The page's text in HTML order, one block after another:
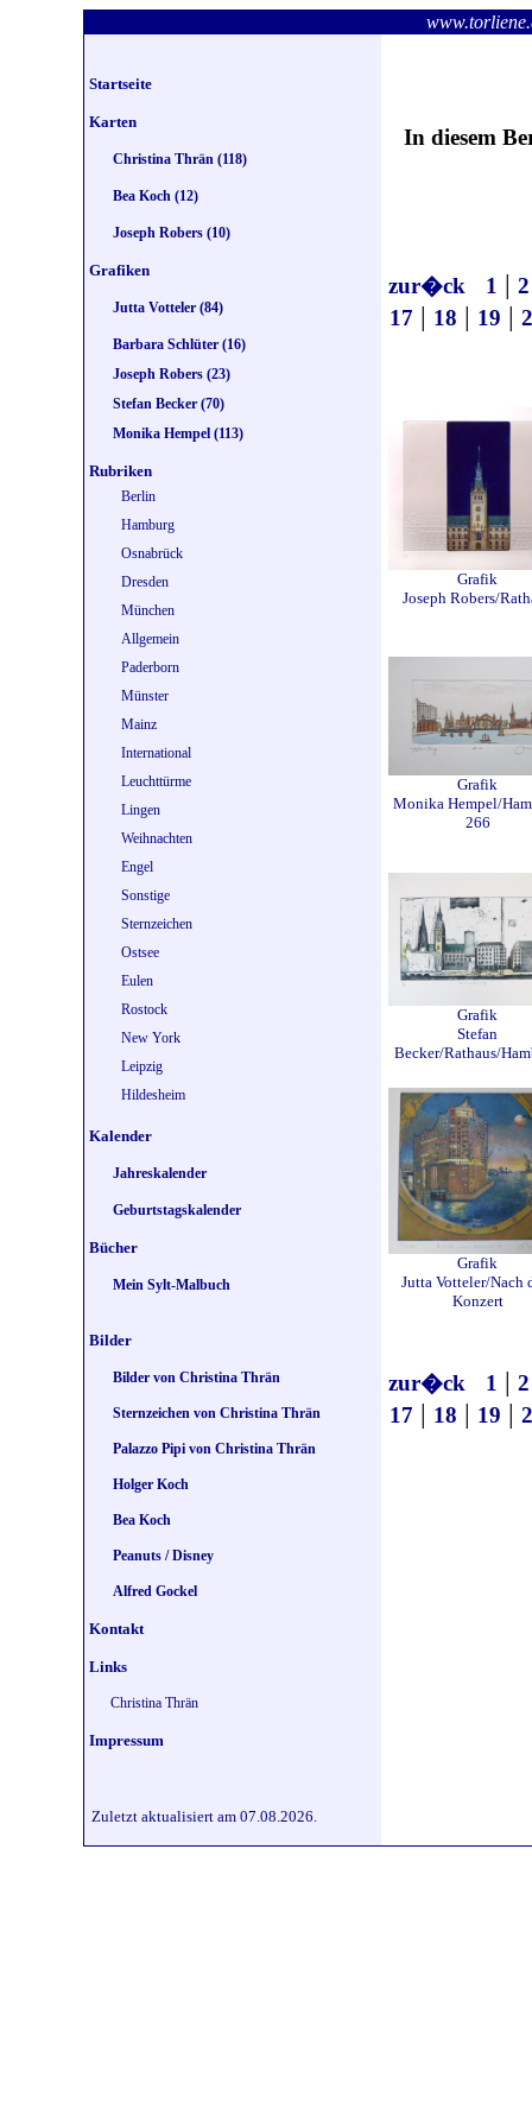
Startseite
Karten
Christina Thrän (118)
Bea Koch (12)
Joseph Robers (10)
Grafiken
Jutta Votteler (84)
Barbara Schlüter (16)
Joseph Robers (23)
Stefan Becker (70)
Monika Hempel (113)
Rubriken
Berlin
Hamburg
Osnabrück
Dresden
München
Allgemein
Paderborn
Münster
Mainz
International
Leuchttürme
Lingen
Weihnachten
Engel
Sonstige
Sternzeichen
Ostsee
Eulen
Rostock
New York
Leipzig
Hildesheim
Kalender
Jahreskalender
Geburtstagskalender
Bücher
Mein Sylt-Malbuch
Bilder
Bilder von Christina Thrän
Sternzeichen von Christina Thrän
Palazzo Pipi von Christina Thrän
Holger Koch
Bea Koch
Peanuts / Disney
Alfred Gockel
Kontakt
Links
Christina Thrän
Impressum
In diesem
zur�ck 1 | 2
17 | 18 | 19 |
Grafik
Joseph Robers/
Grafik
Monika Hempel/
266
Grafik
Stefan
Becker/Rathaus/
Grafik
Jutta Votteler/Nach
Konzert
zur�ck 1 | 2
17 | 18 | 19 |
Zuletzt aktualisiert am 07.08.2026.